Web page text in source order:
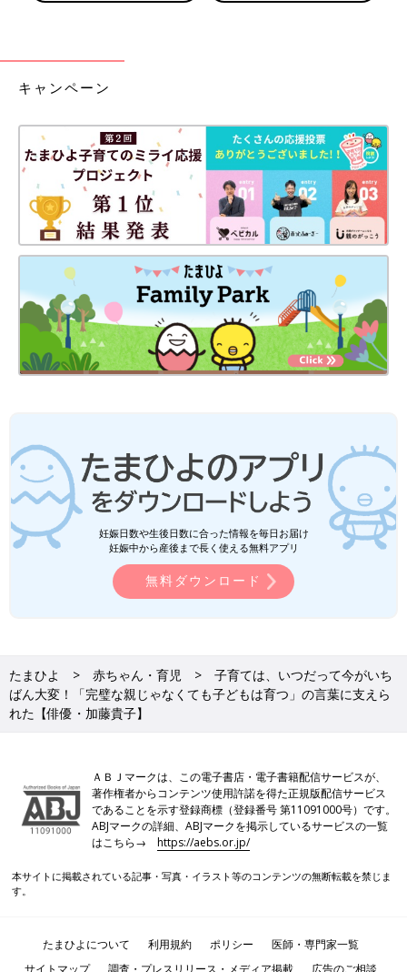
お母さんになって10年になりました！
――これからの息子さんたちの成長で、心配に思っていること、
楽しみにしていることは？
加藤 心配していることは、『自分で考えて行動する』力が乏し
いと感じることです。子どものうちにいっぱい失敗して、その体
験が彼らの成長の糧になるようにフォローできたらいいな、と常
思春期に入ると交友関係や行動範囲も広がって、もしかしたらト
ラブルに巻き込まれるかもしれない、と心配ではあるけれど、も
し何かあったときには、うそをつかないで、ごまかさずに、そし
て遠慮することなく私たち親を頼って伝えてほしいですね。
息子が困ったときに手を差し伸べられる親でありたいです。そう
いう関係性でいられるように、子どもの話を聞いて寄り添ってあ
げたいですね。･･･と思いながらもいい加減な生返事をしたり、
すぐ怒ったりしちゃうんですけどね（笑）
経験をしてほしいです。二男はお絵描き工作が好きで、ダンスや
ピアノもちょっとかじったり、お兄ちゃんに影響されてサッカー
も始めたり、と今後どんなふうに自分の世界を広げて作っていく
――最後に「たまひよ」の読者にメッセージをお願いします。
加藤 「子育てでいちばん大変だったことは？」と聞かれれば
「毎日、今がいちばん大変！」と答える日々の連続です。予期し
れたときに、肩の力を抜くコツや、柔軟に変化を受け入れること
を教えてくれたのは、ここで私の質問に寄り添ってくれた先生方
なんでもネットで検索できる世の中になりましたが、あくまでも
キャンペーン
妊娠日数や生後日数に合った情報を毎日お届け
妊娠中から産後まで長く使える無料アプリ
無料ダウンロード
たまひよ 赤ちゃん・育児
子育ては、いつだって今がいち
ばん大変！「完璧な親じゃなくても子どもは育つ」の言葉に支えら
れた【俳優・加藤貴子】
ＡＢＪマークは、この電子書店・電子書籍配信サービスが、
著作権者からコンテンツ使用許諾を得た正規版配信サービス
であることを示す登録商標（登録番号 第11091000号）です。
ABJマークの詳細、ABJマークを掲示しているサービスの一覧
はこちら→https://aebs.or.jp/
本サイトに掲載されている記事・写真・イラスト等のコンテンツの無断転載を禁じま
す。
たまひよについて 利用規約 ポリシー
医師・専門家一覧